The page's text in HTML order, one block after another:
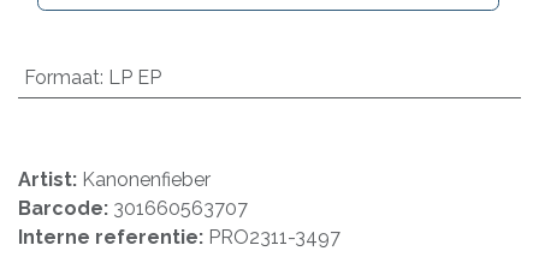
Formaat: LP EP
Artist: Kanonenfieber
Barcode: 301660563707
Interne referentie: PRO2311-3497